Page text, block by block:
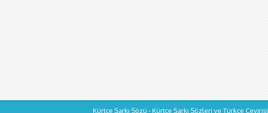
Kürtçe Şarkı Sözü - Kürtçe Şarkı Sözleri ve Türkçe Çevirisi